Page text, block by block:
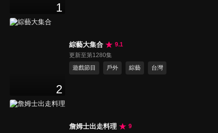
1
2
綜藝大集合
9.1
更新至第1280集
遊戲節目
戶外 綜藝 台灣
詹姆士出走料理
9